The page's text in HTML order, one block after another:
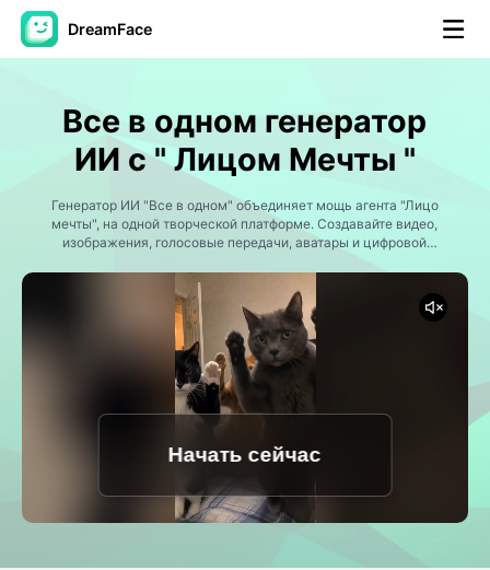
DreamFace
Видео Аватара
Видео
Фото ▼
Другие инструменты
Посмотреть все инструменты
Видео Аватара
▼
Все в одном генератор
ИИ с " Лицом Мечты "
Генератор ИИ "Все в одном" объединяет мощь агента "Лицо
мечты", на одной творческой платформе. Создавайте видео,
изображения, голосовые передачи, аватары и цифровой
Начать сейчас